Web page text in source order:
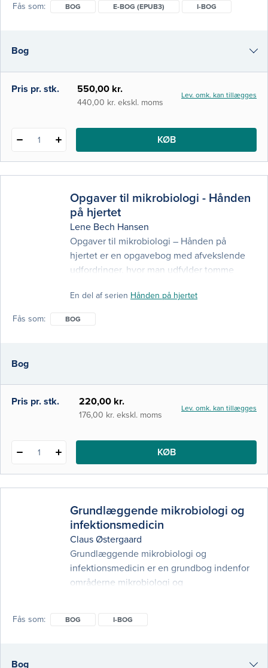
de infektionssygdomme, de forårsager. Med
Fås som BOG E-BOG (EPUB3) I-BOG
Bog
e-bog (epub3)
Pris pr. stk. 550,00 kr.
440,00 kr. ekskl. moms
Lev. omk. kan tillægges
1 KØB
Opgaver til mikrobiologi - Hånden
på hjertet
Lene Bech Hansen
Opgaver til mikrobiologi – Hånden på
hjertet er en opgavebog med afvekslende
udfordringer, hvor man udfylder tomme
de vigtigste temaer inden for mikrobiologi,
En del af serien Hånden på hjertet
Fås som BOG
Bog
Pris pr. stk. 220,00 kr.
176,00 kr. ekskl. moms
Lev. omk. kan tillægges
1 KØB
Grundlæggende mikrobiologi og
infektionsmedicin
Claus Østergaard
Grundlæggende mikrobiologi og
infektionsmedicin er en grundbog indenfor
områderne mikrobiologi og
udgangspunkt i det niveau den
Fås som BOG I-BOG
Bog